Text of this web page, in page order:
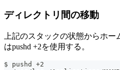
ディレクトリ間の移動
上記のスタックの状態からホ
はpushd +2を使用する。
$ pushd +2